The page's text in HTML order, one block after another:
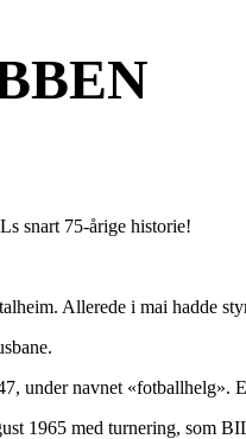
snart 75-årige historie!
Allerede i mai hadde
under navnet «fotballhelg».
1965 med turnering, som